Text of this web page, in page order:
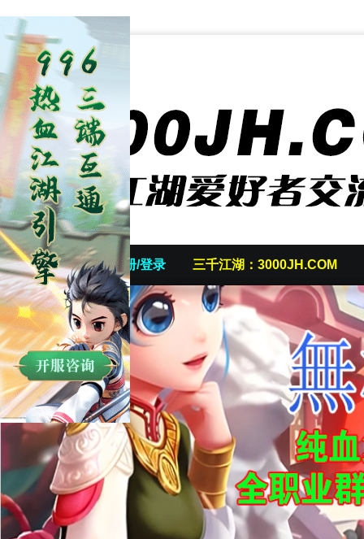
首页 发帖/注册/登录 三千江湖：3000JH.COM